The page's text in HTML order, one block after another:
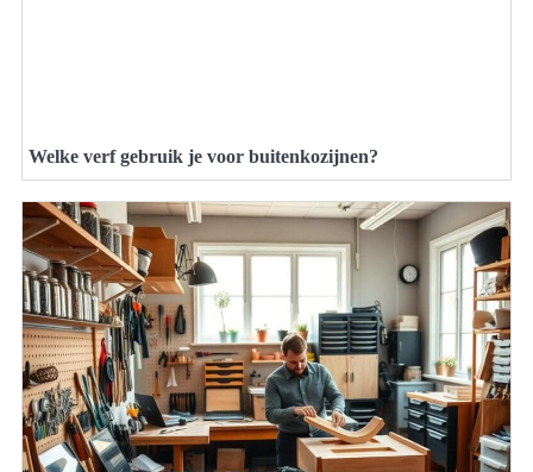
Welke verf gebruik je voor buitenkozijnen?